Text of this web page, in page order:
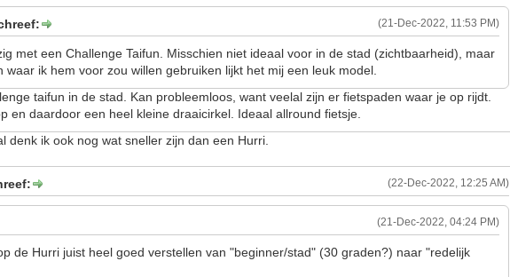
(21-Dec-2022, 11:53 PM)
met een Challenge Taifun. Misschien niet ideaal voor in de stad (zichtbaarheid), maar
waar ik hem voor zou willen gebruiken lijkt het mij een leuk model.
taifun in de stad. Kan probleemloos, want veelal zijn er fietspaden waar je op rijdt.
en daardoor een heel kleine draaicirkel. Ideaal allround fietsje.
denk ik ook nog wat sneller zijn dan een Hurri.
(22-Dec-2022, 12:25 AM)
(21-Dec-2022, 04:24 PM)
de Hurri juist heel goed verstellen van "beginner/stad" (30 graden?) naar "redelijk